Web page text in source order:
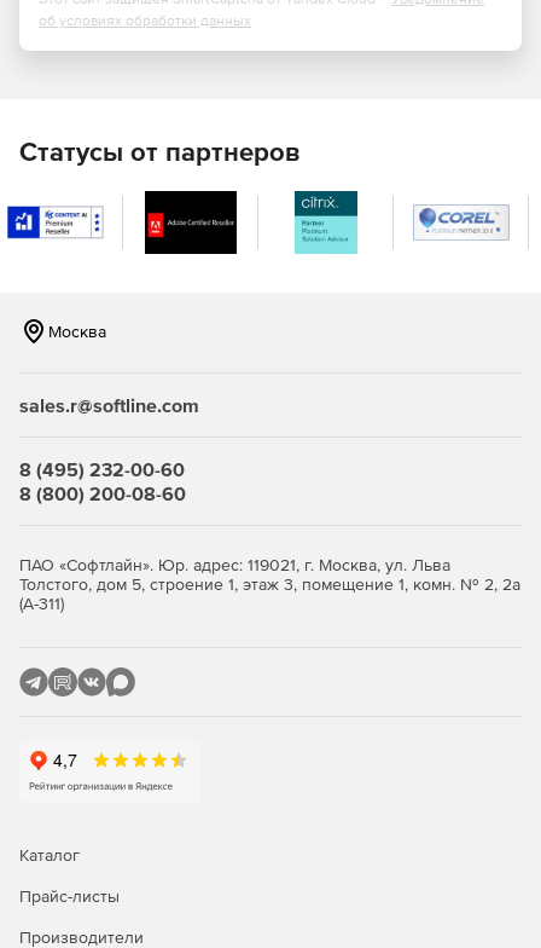
Планирование ресурсов с помощью перетаскивания
содержат объекты планирования, списки элементов
ресурсов и элементы временной шкалы.
Настройка стилей временных шкал в диаграммах,
виде нескольких столбцов, поддерживающих
Отмена/повтор истории изменений.
об условиях обработки данных
Статусы от партнеров
Москва
sales.r@softline.com
8 (495) 232-00-60
8 (800) 200-08-60
ПАО «Софтлайн». Юр. адрес: 119021, г. Москва, ул. Льва
Толстого, дом 5, строение 1, этаж 3, помещение 1, комн. № 2, 2а
(А-311)
Каталог
Прайс-листы
Производители